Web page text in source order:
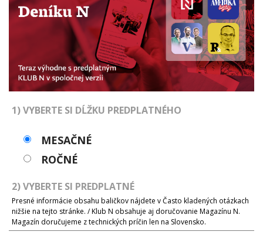
1) VYBERTE SI DĹŽKU PREDPLATNÉHO
MESAČNÉ
ROČNÉ
2) VYBERTE SI PREDPLATNÉ
Presné informácie obsahu baličkov nájdete v Často kladených otázkach
nižšie na tejto stránke. / Klub N obsahuje aj doručovanie Magazínu N.
Magazín doručujeme z technických príčin len na Slovensko.